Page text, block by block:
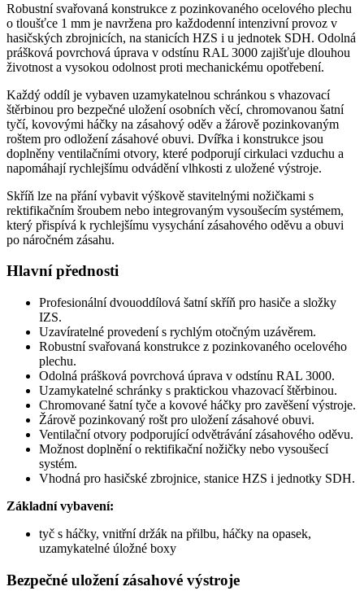
Robustní svařovaná konstrukce z pozinkovaného ocelového plechu
o tloušťce 1 mm je navržena pro každodenní intenzivní provoz v
hasičských zbrojnicích, na stanicích HZS i u jednotek SDH. Odolná
prášková povrchová úprava v odstínu RAL 3000 zajišťuje dlouhou
životnost a vysokou odolnost proti mechanickému opotřebení.
Každý oddíl je vybaven uzamykatelnou schránkou s vhazovací
štěrbinou pro bezpečné uložení osobních věcí, chromovanou šatní
tyčí, kovovými háčky na zásahový oděv a žárově pozinkovaným
roštem pro odložení zásahové obuvi. Dvířka i konstrukce jsou
doplněny ventilačními otvory, které podporují cirkulaci vzduchu a
napomáhají rychlejšímu odvádění vlhkosti z uložené výstroje.
Skříň lze na přání vybavit výškově stavitelnými nožičkami s
rektifikačním šroubem nebo integrovaným vysoušecím systémem,
který přispívá k rychlejšímu vysychání zásahového oděvu a obuvi
po náročném zásahu.
Hlavní přednosti
Profesionální dvouoddílová šatní skříň pro hasiče a složky
IZS.
Uzavíratelné provedení s rychlým otočným uzávěrem.
Robustní svařovaná konstrukce z pozinkovaného ocelového
plechu.
Odolná prášková povrchová úprava v odstínu RAL 3000.
Uzamykatelné schránky s praktickou vhazovací štěrbinou.
Chromované šatní tyče a kovové háčky pro zavěšení výstroje.
Žárově pozinkovaný rošt pro uložení zásahové obuvi.
Ventilační otvory podporující odvětrávání zásahového oděvu.
Možnost doplnění o rektifikační nožičky nebo vysoušecí
systém.
Vhodná pro hasičské zbrojnice, stanice HZS i jednotky SDH.
Základní vybavení:
tyč s háčky, vnitřní držák na přilbu, háčky na opasek,
uzamykatelné úložné boxy
Bezpečné uložení zásahové výstroje